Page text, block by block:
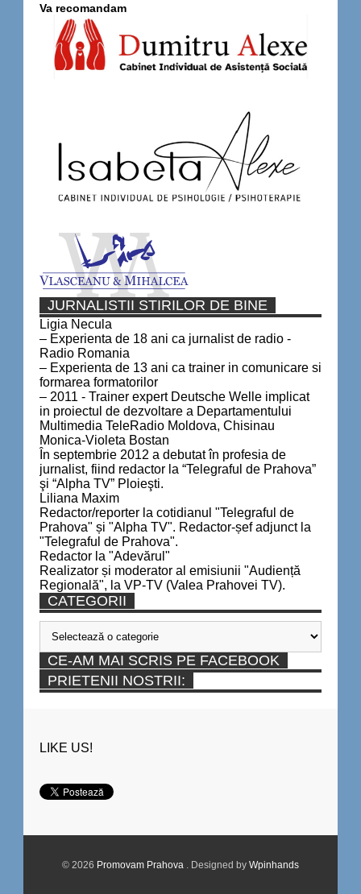
Va recomandam
JURNALISTII STIRILOR DE BINE
Ligia Necula
– Experienta de 18 ani ca jurnalist de radio -
Radio Romania
– Experienta de 13 ani ca trainer in comunicare si
formarea formatorilor
– 2011 - Trainer expert Deutsche Welle implicat
in proiectul de dezvoltare a Departamentului
Multimedia TeleRadio Moldova, Chisinau
Monica-Violeta Bostan
În septembrie 2012 a debutat în profesia de
jurnalist, fiind redactor la “Telegraful de Prahova”
şi “Alpha TV” Ploieşti.
Liliana Maxim
Redactor/reporter la cotidianul "Telegraful de
Prahova" și "Alpha TV". Redactor-șef adjunct la
"Telegraful de Prahova".
Redactor la "Adevărul"
Realizator și moderator al emisiunii "Audiență
Regională", la VP-TV (Valea Prahovei TV).
CATEGORII
Categorii
CE-AM MAI SCRIS PE FACEBOOK
PRIETENII NOSTRII:
LIKE US!
© 2026 Promovam Prahova . Designed by Wpinhands